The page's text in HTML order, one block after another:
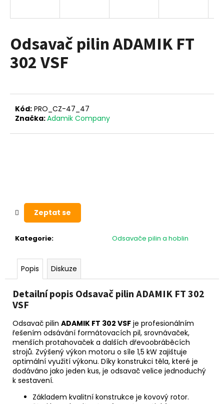
Odsavač pilin ADAMIK FT
302 VSF
Kód: PRO_CZ-47_47
Značka:Adamik Company
Kategorie: Odsavače pilin a hoblin
Zeptat se
Popis Diskuze
Detailní popis Odsavač pilin ADAMIK FT 302
VSF
Odsavač pilin ADAMIK FT 302 VSF je profesionálním
řešením odsávání formátovacích pil, srovnávaček,
menších protahovaček a dalších dřevoobráběcích
strojů. Zvýšený výkon motoru o síle 1,5 kW zajištuje
optimální využití výkonu. Díky konstrukci těla, které je
dodáváno jako jeden kus, je odsavač velice jednoduchý
k sestavení.
Základem kvalitní konstrukce je kovový rotor.
í
t
?
HLEDAT
e